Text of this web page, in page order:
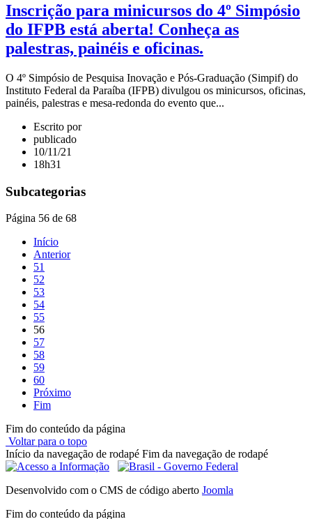
Inscrição para minicursos do 4º Simpósio
do IFPB está aberta! Conheça as
palestras, painéis e oficinas.
O 4º Simpósio de Pesquisa Inovação e Pós-Graduação (Simpif) do
Instituto Federal da Paraíba (IFPB) divulgou os minicursos, oficinas,
painéis, palestras e mesa-redonda do evento que...
Escrito por
publicado
10/11/21
18h31
Subcategorias
Página 56 de 68
Início
Anterior
51
52
53
54
55
56
57
58
59
60
Próximo
Fim
Fim do conteúdo da página
Voltar para o topo
Início da navegação de rodapé Fim da navegação de rodapé
Desenvolvido com o CMS de código aberto Joomla
Fim do conteúdo da página